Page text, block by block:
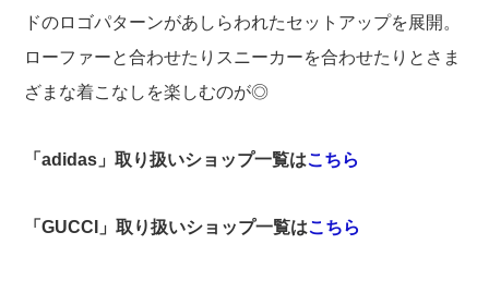
ドのロゴパターンがあしらわれたセットアップを展開。
ローファーと合わせたりスニーカーを合わせたりとさま
ざまな着こなしを楽しむのが◎
「adidas」取り扱いショップ一覧はこちら
「GUCCI」取り扱いショップ一覧はこちら